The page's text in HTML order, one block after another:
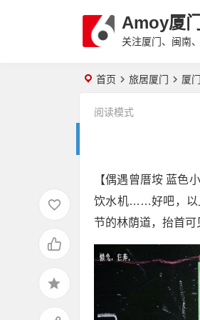
Amoy厦
关注厦门、闽南
首页 旅居厦门 厦
阅读模式
【偶遇曾厝垵 蓝色
饮水机……好吧，以
节的林荫道，抬首可